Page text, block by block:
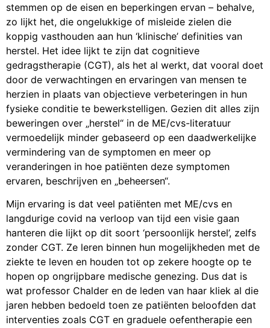
stemmen op de eisen en beperkingen ervan – behalve,
zo lijkt het, die ongelukkige of misleide zielen die
koppig vasthouden aan hun ‘klinische’ definities van
herstel. Het idee lijkt te zijn dat cognitieve
gedragstherapie (CGT), als het al werkt, dat vooral doet
door de verwachtingen en ervaringen van mensen te
herzien in plaats van objectieve verbeteringen in hun
fysieke conditie te bewerkstelligen. Gezien dit alles zijn
beweringen over „herstel“ in de ME/cvs-literatuur
vermoedelijk minder gebaseerd op een daadwerkelijke
vermindering van de symptomen en meer op
veranderingen in hoe patiënten deze symptomen
ervaren, beschrijven en „beheersen“.
Mijn ervaring is dat veel patiënten met ME/cvs en
langdurige covid na verloop van tijd een visie gaan
hanteren die lijkt op dit soort ‘persoonlijk herstel’, zelfs
zonder CGT. Ze leren binnen hun mogelijkheden met de
ziekte te leven en houden tot op zekere hoogte op te
hopen op ongrijpbare medische genezing. Dus dat is
wat professor Chalder en de leden van haar kliek al die
jaren hebben bedoeld toen ze patiënten beloofden dat
interventies zoals CGT en graduele oefentherapie een